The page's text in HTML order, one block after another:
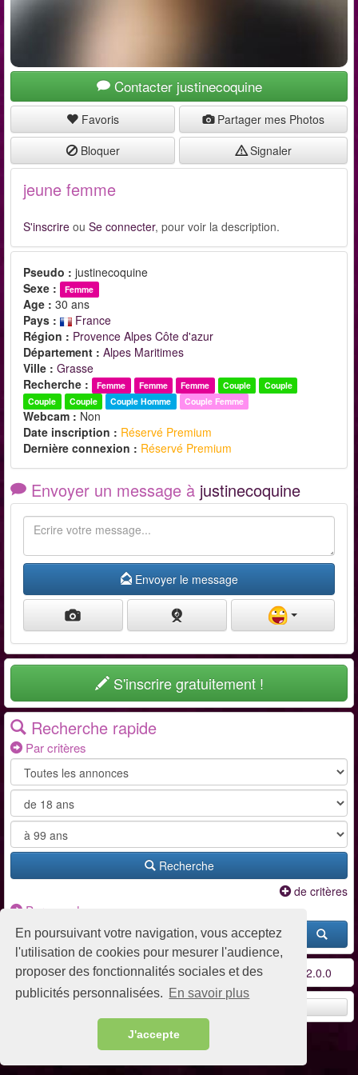
En poursuivant votre navigation, vous acceptez
l'utilisation de cookies pour mesurer l'audience,
proposer des fonctionnalités sociales et des
publicités personnalisées. En savoir plus
J'accepte
Contacter justinecoquine
Favoris
Partager mes Photos
Bloquer
Signaler
jeune femme
S'inscrire ou Se connecter, pour voir la description.
Pseudo : justinecoquine
Sexe :
Femme
Age : 30 ans
Pays :
France
Région : Provence Alpes Côte d'azur
Département : Alpes Maritimes
Ville : Grasse
Recherche :
Femme Femme Femme Couple
Couple
Couple
Couple Couple Homme Couple Femme
Webcam : Non
Date inscription : Réservé Premium
Dernière connexion : Réservé Premium
Envoyer un message à justinecoquine
Envoyer le message
S'inscrire gratuitement !
Recherche rapide
Par critères
Recherche
de critères
Par pseudo
Conditions d'utilisation-Contact / FAQ-Partenaires v2.0.0